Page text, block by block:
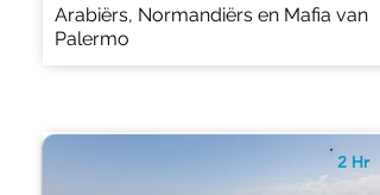
Arabiërs, Normandiërs en Mafia van
Palermo
2 Hr